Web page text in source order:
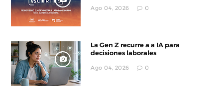
Ago 04, 2026 0
La Gen Z recurre a a IA para
decisiones laborales
Ago 04, 2026 0